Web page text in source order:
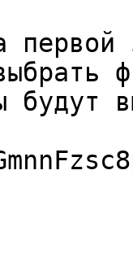
будут